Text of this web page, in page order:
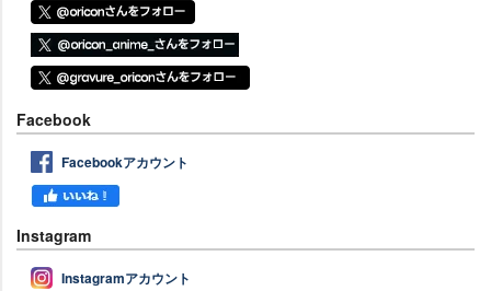
Facebook
Facebookアカウント
Instagram
Instagramアカウント